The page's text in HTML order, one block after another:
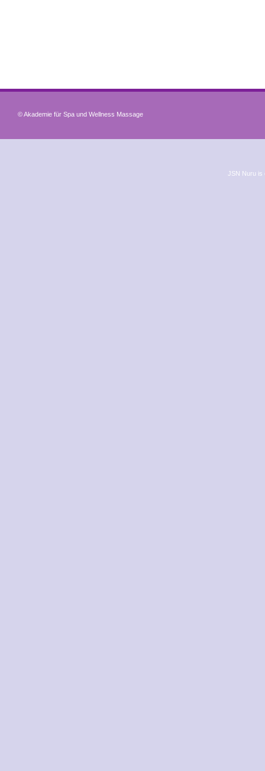
© Akademie für Spa und Wellness Massage
JSN Nuru